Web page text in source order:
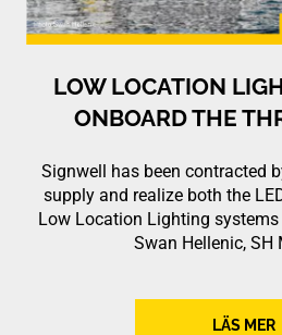
LOW LOCATION
ONBOARD THE
Signwell has been contracted
supply and realize both the
Low Location Lighting
Swan Hellenic, SH
LÄS MER